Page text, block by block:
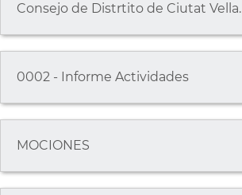
Consejo de Distrtito de Ciutat Vella.
0002 - Informe Actividades
MOCIONES